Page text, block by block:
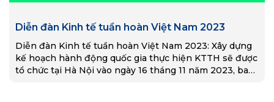
Diễn đàn Kinh tế tuần hoàn Việt Nam 2023
Diễn đàn Kinh tế tuần hoàn Việt Nam 2023: Xây dựng
kế hoạch hành động quốc gia thực hiện KTTH sẽ được
tổ chức tại Hà Nội vào ngày 16 tháng 11 năm 2023, bao